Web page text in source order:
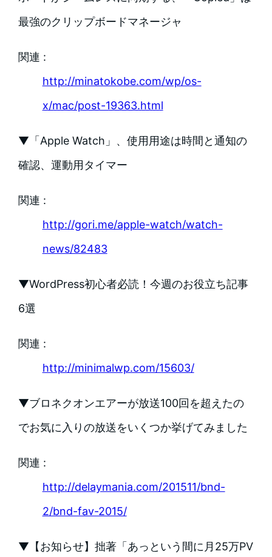
最強のクリップボードマネージャ
関連 :
http://minatokobe.com/wp/os-
x/mac/post-19363.html
▼「Apple Watch」、使用用途は時間と通知の
確認、運動用タイマー
関連 :
http://gori.me/apple-watch/watch-
news/82483
▼WordPress初心者必読！今週のお役立ち記事
6選
関連 :
http://minimalwp.com/15603/
▼ブロネクオンエアーが放送100回を超えたの
でお気に入りの放送をいくつか挙げてみました
関連 :
http://delaymania.com/201511/bnd-
2/bnd-fav-2015/
▼【お知らせ】拙著「あっという間に月25万PV